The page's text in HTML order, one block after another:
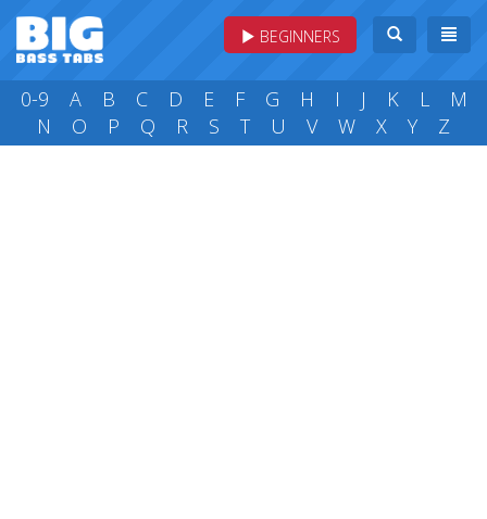
BEGINNERS
0-9 A B C D E F G H I J K L
M
N
O P Q R S T U V W X Y Z